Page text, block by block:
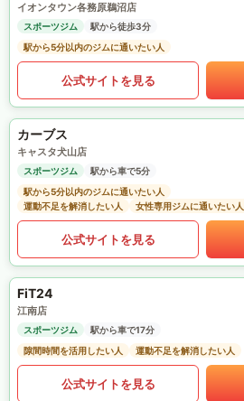
イオンタウン各務原鵜沼店
スポーツジム
駅から徒歩3分
駅から5分以内のジムに通いたい人
公式サイトを見る
カーブス
キャスタ犬山店
スポーツジム
駅から車で5分
駅から5分以内のジムに通いたい人
運動不足を解消したい人
女性専用ジムに通いたい人
公式サイトを見る
FiT24
江南店
スポーツジム
駅から車で17分
隙間時間を活用したい人
運動不足を解消したい人
公式サイトを見る